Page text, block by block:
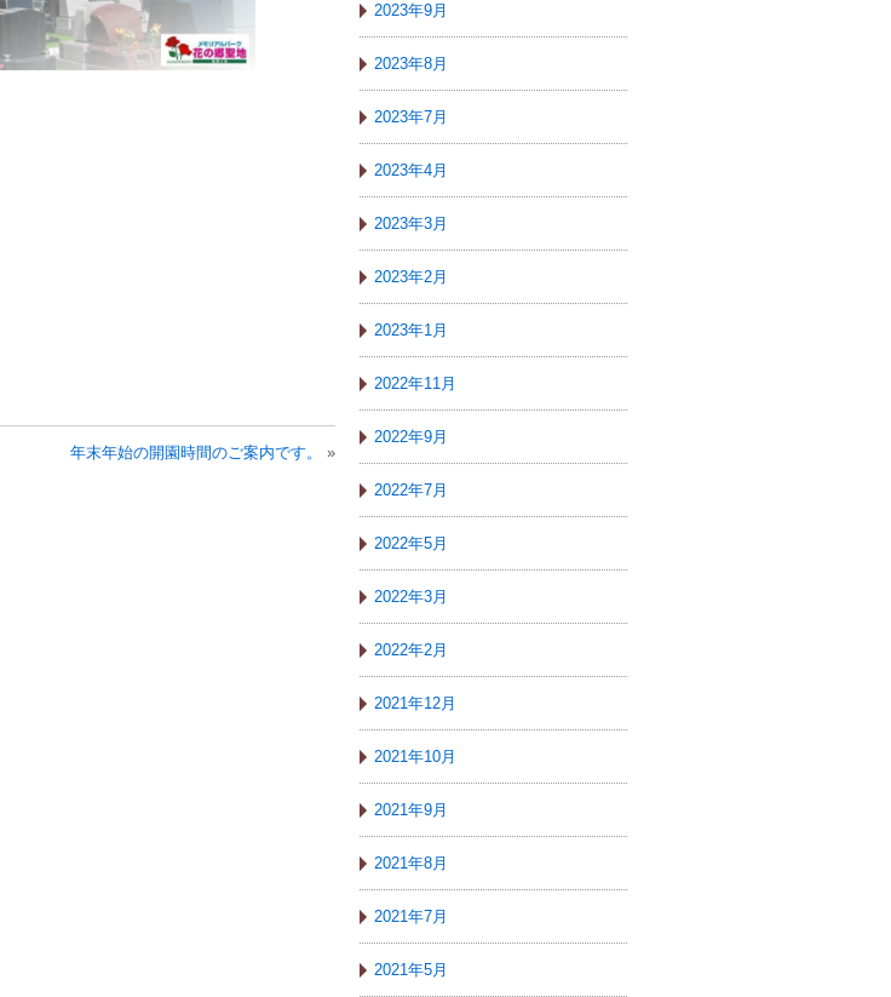
年末年始の開園時間のご案内です。 »
2023年9月
2023年8月
2023年7月
2023年4月
2023年3月
2023年2月
2023年1月
2022年11月
2022年9月
2022年7月
2022年5月
2022年3月
2022年2月
2021年12月
2021年10月
2021年9月
2021年8月
2021年7月
2021年5月